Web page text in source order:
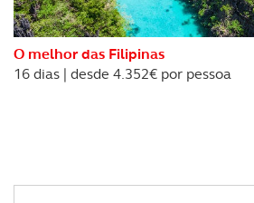
O melhor das Filipinas
16 dias | desde 4.352€ por pessoa